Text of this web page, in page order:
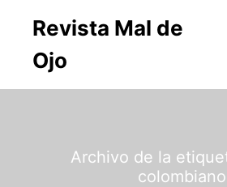
Revista Mal de
Ojo
Archivo de la
colombiano